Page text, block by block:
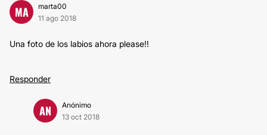
MA
marta00
11 ago 2018
Una foto de los labios ahora please!!
Responder
AN
Anónimo
13 oct 2018